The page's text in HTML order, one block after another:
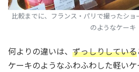
比較までに、フランス・パリで撮ったシ
のようなケーキ
何よりの違いは、 ずっしりしている
ケーキのようなふわふわした軽い